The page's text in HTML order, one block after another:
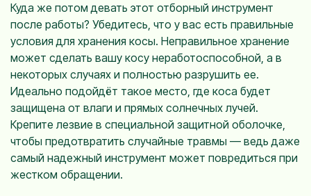
Куда же потом девать этот отборный инструмент
после работы? Убедитесь, что у вас есть правильные
условия для хранения косы. Неправильное хранение
может сделать вашу косу неработоспособной, а в
некоторых случаях и полностью разрушить ее.
Идеально подойдёт такое место, где коса будет
защищена от влаги и прямых солнечных лучей.
Крепите лезвие в специальной защитной оболочке,
чтобы предотвратить случайные травмы — ведь даже
самый надежный инструмент может повредиться при
жестком обращении.